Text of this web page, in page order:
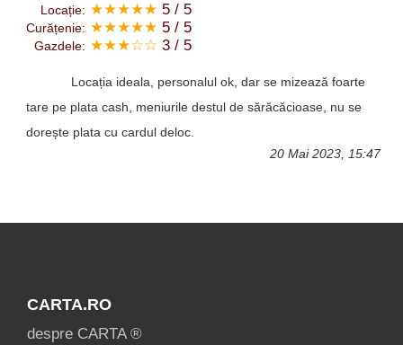
Locație: ★★★★★ 5 / 5
Curățenie: ★★★★★ 5 / 5
Gazdele: ★★★☆☆ 3 / 5
Locația ideala, personalul ok, dar se mizează foarte
tare pe plata cash, meniurile destul de sărăcăcioase, nu se
dorește plata cu cardul deloc.
20 Mai 2023, 15:47
CARTA.RO
despre CARTA ®